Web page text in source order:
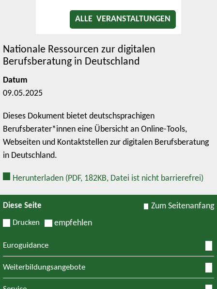
ALLE VERANSTALTUNGEN
Nationale Ressourcen zur digitalen
Berufsberatung in Deutschland
Datum
09.05.2025
Dieses Dokument bietet deutschsprachigen
Berufsberater*innen eine Übersicht an Online-Tools,
Webseiten und Kontaktstellen zur digitalen Berufsberatung
in Deutschland.
Herunterladen (PDF, 182KB, Datei ist nicht barrierefrei)
Diese Seite
Drucken empfehlen
Zum Seitenanfang
Euroguidance
Weiterbildungsangebote